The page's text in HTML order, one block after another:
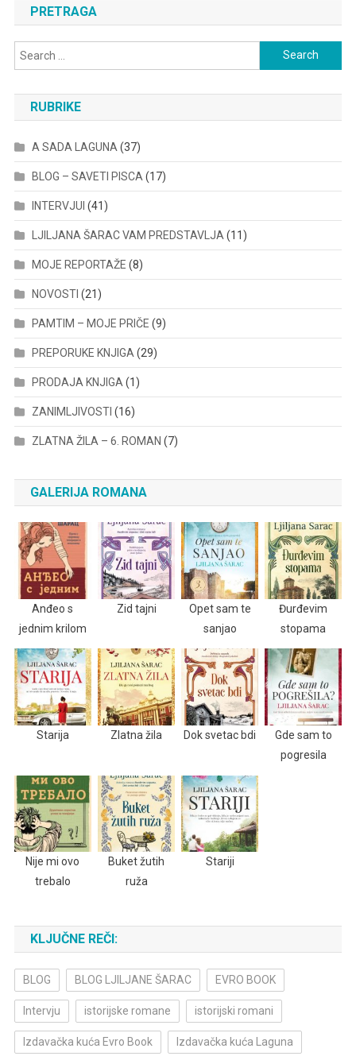
PRETRAGA
Search
for:
RUBRIKE
A SADA LAGUNA (37)
BLOG – SAVETI PISCA (17)
INTERVJUI (41)
LJILJANA ŠARAC VAM PREDSTAVLJA (11)
MOJE REPORTAŽE (8)
NOVOSTI (21)
PAMTIM – MOJE PRIČE (9)
PREPORUKE KNJIGA (29)
PRODAJA KNJIGA (1)
ZANIMLJIVOSTI (16)
ZLATNA ŽILA – 6. ROMAN (7)
GALERIJA ROMANA
Anđeo s
jednim krilom
Zid tajni
Opet sam te
sanjao
Đurđevim
stopama
Starija Zlatna žila Dok svetac bdi
Gde sam to
pogresila
Nije mi ovo
trebalo
Buket žutih
ruža
Stariji
KLJUČNE REČI:
BLOG BLOG LJILJANE ŠARAC EVRO BOOK
Intervju istorijske romane istorijski romani
Izdavačka kuća Evro Book Izdavačka kuća Laguna